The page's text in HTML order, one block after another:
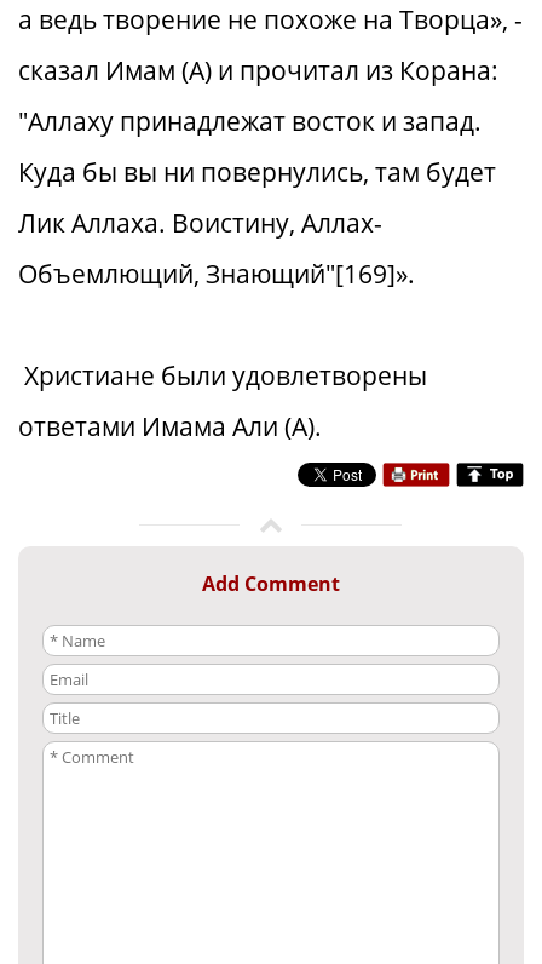
а ведь творение не похоже на Творца», -
сказал Имам (А) и прочитал из Корана:
"Аллаху принадлежат восток и запад.
Куда бы вы ни повернулись, там будет
Лик Аллаха. Воистину, Аллах-
Объемлющий, Знающий"[169]».
Христиане были удовлетворены
ответами Имама Али (А).
Add Comment